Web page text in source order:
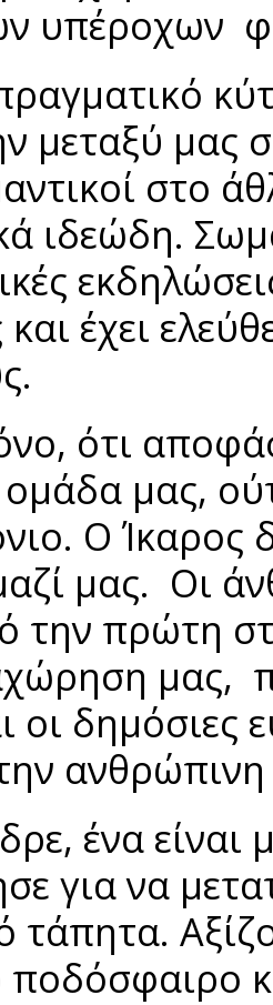
υπέροχων
μεταξύ
στο
ιδεώδη.
και έχει
ότι
μας,
Ο
μας. Οι
την πρώτη
μας,
οι δημόσιες
ένα
για να
τάπητα.